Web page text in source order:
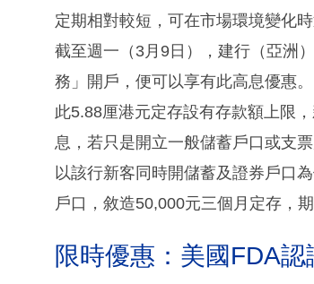
定期相對較短，可在市場環境變化
截至週一（3月9日），建行（亞洲
務」開戶，便可以享有此高息優惠。
此5.88厘港元定存設有存款額上限
息，若只是開立一般儲蓄戶口或支
以該行新客同時開儲蓄及證券戶口
戶口，敘造50,000元三個月定存，
限時優惠：美國FDA